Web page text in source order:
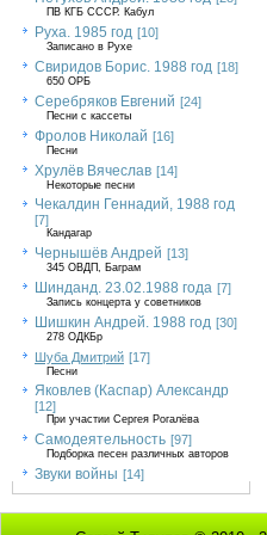
ПВ КГБ СССР. Кабул
Руха. 1985 год [10]
Записано в Рухе
Свиридов Борис. 1988 год [18]
650 ОРБ
Серебряков Евгений [24]
Песни с кассеты
Фролов Николай [16]
Песни
Хрулёв Вячеслав [14]
Некоторые песни
Чекалдин Геннадий, 1988 год
[7]
Кандагар
Чернышёв Андрей [13]
345 ОВДП, Баграм
Шинданд. 23.02.1988 года [7]
Запись концерта у советников
Шишкин Андрей. 1988 год [30]
278 ОДКБр
Шуба Дмитрий [17]
Песни
Яковлев (Каспар) Александр
[12]
При участии Сергея Рогалёва
Самодеятельность [97]
Подборка песен различных авторов
Звуки войны [14]